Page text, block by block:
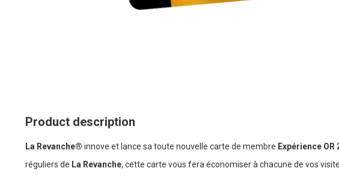
Product description
La Revanche® innove et lance sa toute nouvelle carte de membre Expérience OR
réguliers de La Revanche, cette carte vous fera économiser à chacune de vos